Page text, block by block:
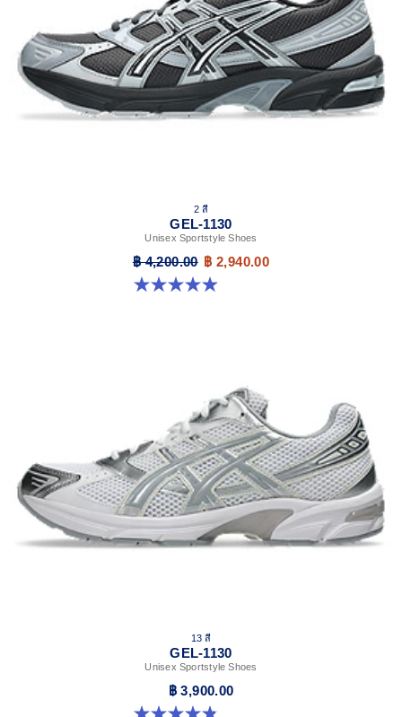
2 สี
GEL-1130
Unisex Sportstyle Shoes
฿ 4,200.00 ฿ 2,940.00
4.9 จาก 5 ดาว 28 รีวิว
13 สี
GEL-1130
Unisex Sportstyle Shoes
฿ 3,900.00
4.8 จาก 5 ดาว 401 รีวิว